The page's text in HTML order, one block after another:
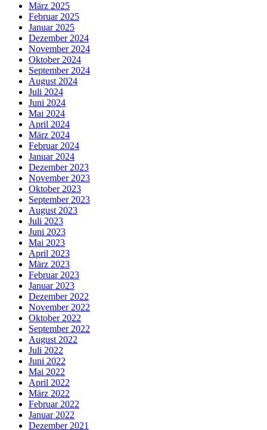
März 2025
Februar 2025
Januar 2025
Dezember 2024
November 2024
Oktober 2024
September 2024
August 2024
Juli 2024
Juni 2024
Mai 2024
April 2024
März 2024
Februar 2024
Januar 2024
Dezember 2023
November 2023
Oktober 2023
September 2023
August 2023
Juli 2023
Juni 2023
Mai 2023
April 2023
März 2023
Februar 2023
Januar 2023
Dezember 2022
November 2022
Oktober 2022
September 2022
August 2022
Juli 2022
Juni 2022
Mai 2022
April 2022
März 2022
Februar 2022
Januar 2022
Dezember 2021